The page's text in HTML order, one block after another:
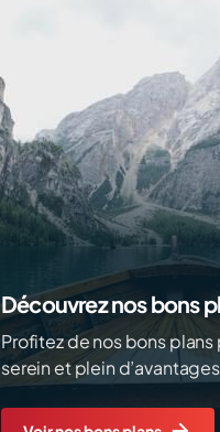
Découvrez nos bons
Profitez de nos bons plans
serein et plein